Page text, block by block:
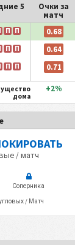
5
Очки за
матч
П П 0.68
П П 0.64
П П 0.71
дома
+2%
/ матч
Соперника
/ Матч